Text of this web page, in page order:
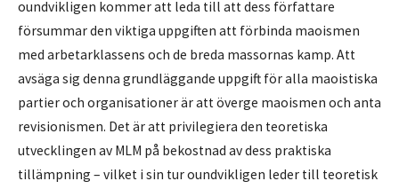
oundvikligen kommer att leda till att dess författare
försummar den viktiga uppgiften att förbinda maoismen
med arbetarklassens och de breda massornas kamp. Att
avsäga sig denna grundläggande uppgift för alla maoistiska
partier och organisationer är att överge maoismen och anta
revisionismen. Det är att privilegiera den teoretiska
utvecklingen av MLM på bekostnad av dess praktiska
tillämpning – vilket i sin tur oundvikligen leder till teoretisk